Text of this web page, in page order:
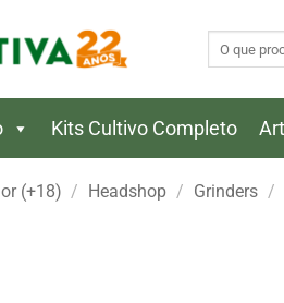
Kits Cultivo Completo
(+18) / Headshop / Grinders /